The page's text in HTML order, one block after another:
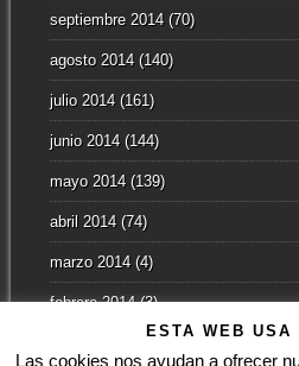
septiembre 2014(70)
agosto 2014(140)
julio 2014(161)
junio 2014(144)
mayo 2014(139)
abril 2014(74)
marzo 2014(4)
febrero 2014(3)
ESTA WEB USA
Las cookies nos ayudan a ofrecer